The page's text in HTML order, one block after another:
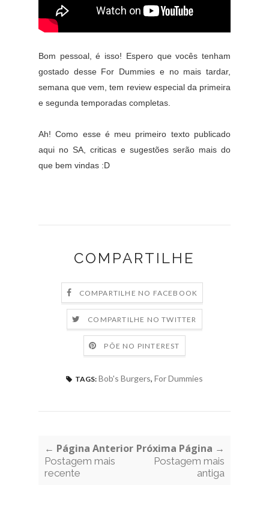
Bom pessoal, é isso! Espero que vocês tenham
gostado desse For Dummies e no mais tardar,
semana que vem, tem review especial da primeira
e segunda temporadas completas.
Ah! Como esse é meu primeiro texto publicado
aqui no SA, criticas e sugestões serão mais do
que bem vindas :D
COMPARTILHE
COMPARTILHE NO FACEBOOK
COMPARTILHE NO TWITTER
PÕE NO PINTEREST
TAGS: Bob's Burgers, For Dummies
← Página Anterior
Postagem mais
recente
Próxima Página →
Postagem mais
antiga